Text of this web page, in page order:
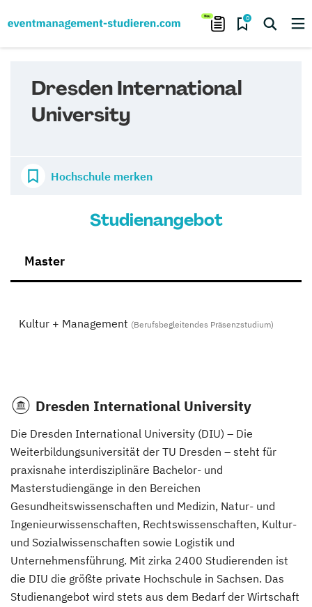
0
Dresden International
University
Hochschule merken
Studienangebot
Master
Kultur + Management (Berufsbegleitendes Präsenzstudium)
Dresden International University
Die Dresden International University (DIU) – Die
Weiterbildungsuniversität der TU Dresden – steht für
praxisnahe interdisziplinäre Bachelor- und
Masterstudiengänge in den Bereichen
Gesundheitswissenschaften und Medizin, Natur- und
Ingenieurwissenschaften, Rechtswissenschaften, Kultur-
und Sozialwissenschaften sowie Logistik und
Unternehmensführung. Mit zirka 2400 Studierenden ist
die DIU die größte private Hochschule in Sachsen. Das
Studienangebot wird stets aus dem Bedarf der Wirtschaft